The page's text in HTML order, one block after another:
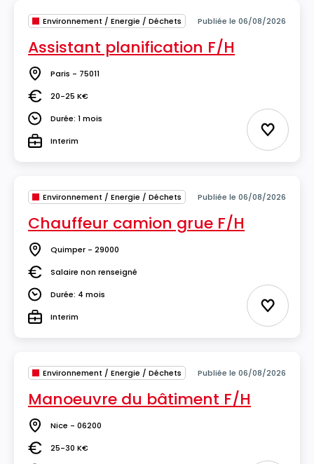
Environnement / Energie / Déchets Publiée le 06/08/2026
Assistant planification F/H
Lieu Paris - 75011
Salaire20-25 K€
DuréeDurée: 1 mois
TypeInterim Ajouter
Environnement / Energie / Déchets Publiée le 06/08/2026
Chauffeur camion grue F/H
Lieu Quimper - 29000
SalaireSalaire non renseigné
DuréeDurée: 4 mois
TypeInterim Ajouter
Environnement / Energie / Déchets Publiée le 06/08/2026
Manoeuvre du bâtiment F/H
Lieu Nice - 06200
Salaire25-30 K€